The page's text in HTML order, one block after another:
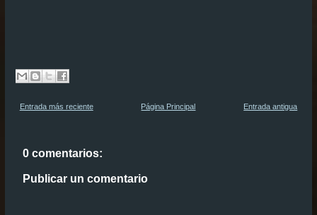
Entrada más reciente Entrada antigua
Página Principal
0 comentarios:
Publicar un comentario